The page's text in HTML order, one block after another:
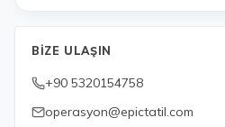
BIZE ULAŞIN
+90 5320154758
operasyon@epictatil.com